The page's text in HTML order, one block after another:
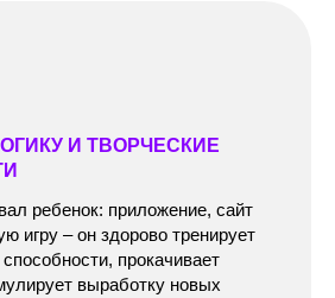
И ТВОРЧЕСКИЕ
ребенок: приложение, сайт
игру – он здорово тренирует
прокачивает
выработку новых